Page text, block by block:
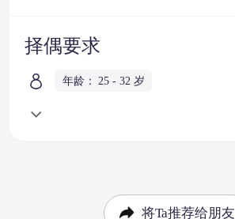
择偶要求
年龄： 25 - 32 岁
将Ta推荐给朋友